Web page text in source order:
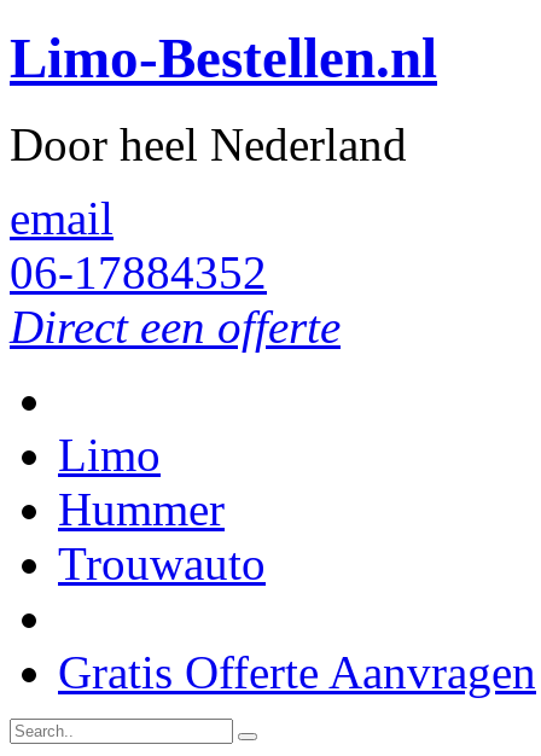
Limo-Bestellen.nl
Door heel Nederland
email
06-17884352
Direct een offerte
Limo
Hummer
Trouwauto
Gratis Offerte Aanvragen